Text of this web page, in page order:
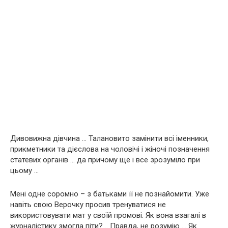
Дивовижна дівчина … Талановито замінити всі іменники,
прикметники та дієслова на чоловічі і жіночі позначення
статевих органів … да причому ще і все зрозуміло при
цьому …
Мені одне соромно – з батьками її не познайомити. Уже
навіть свою Верочку просив тренуватися не
використовувати мат у своїй промові. Як вона взагалі в
журналістику змогла піти? .. Правда, не розумію … Як